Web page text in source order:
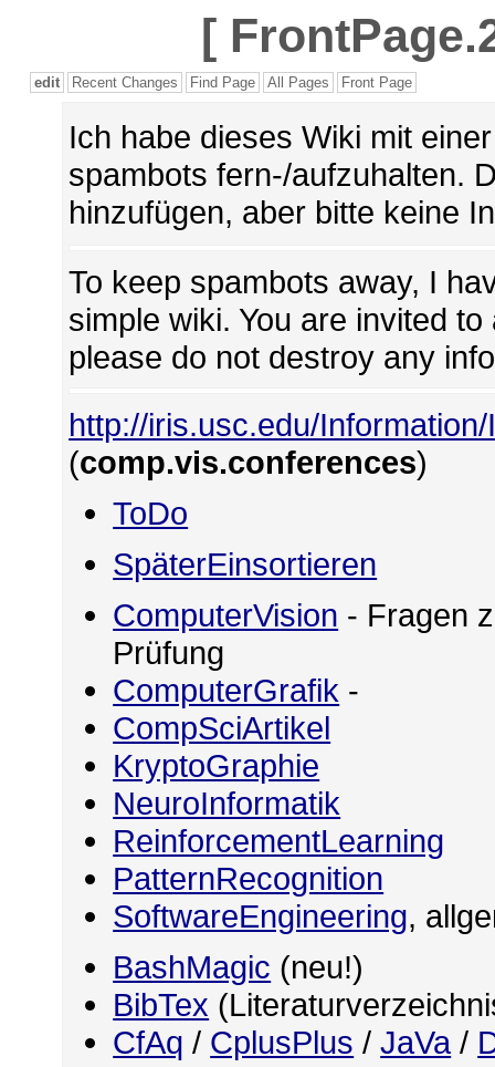
[
edit Recent Changes Find Page All Pages Front Page
Ich habe dieses Wiki mit
spambots fern-/aufzuhalten.
hinzufügen, aber bitte keine
To keep spambots away, I
simple wiki. You are invited
please do not destroy any
http://iris.usc.edu/
(comp.vis.conferences)
ToDo
SpäterEinsortieren
ComputerVision - Fragen
Prüfung
ComputerGrafik -
CompSciArtikel
KryptoGraphie
NeuroInformatik
ReinforcementLearning
PatternRecognition
SoftwareEngineering,
BashMagic (neu!)
BibTex
CfAq / CplusPlus /JaVa/